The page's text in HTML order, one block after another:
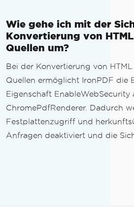
Wie gehe ich mit der
Konvertierung von
Quellen um?
Bei der Konvertierung von
Quellen ermöglicht IronPDF die
Eigenschaft EnableWebSecurity
ChromePdfRenderer. Dadurch
Festplattenzugriff und
Anfragen deaktiviert und die